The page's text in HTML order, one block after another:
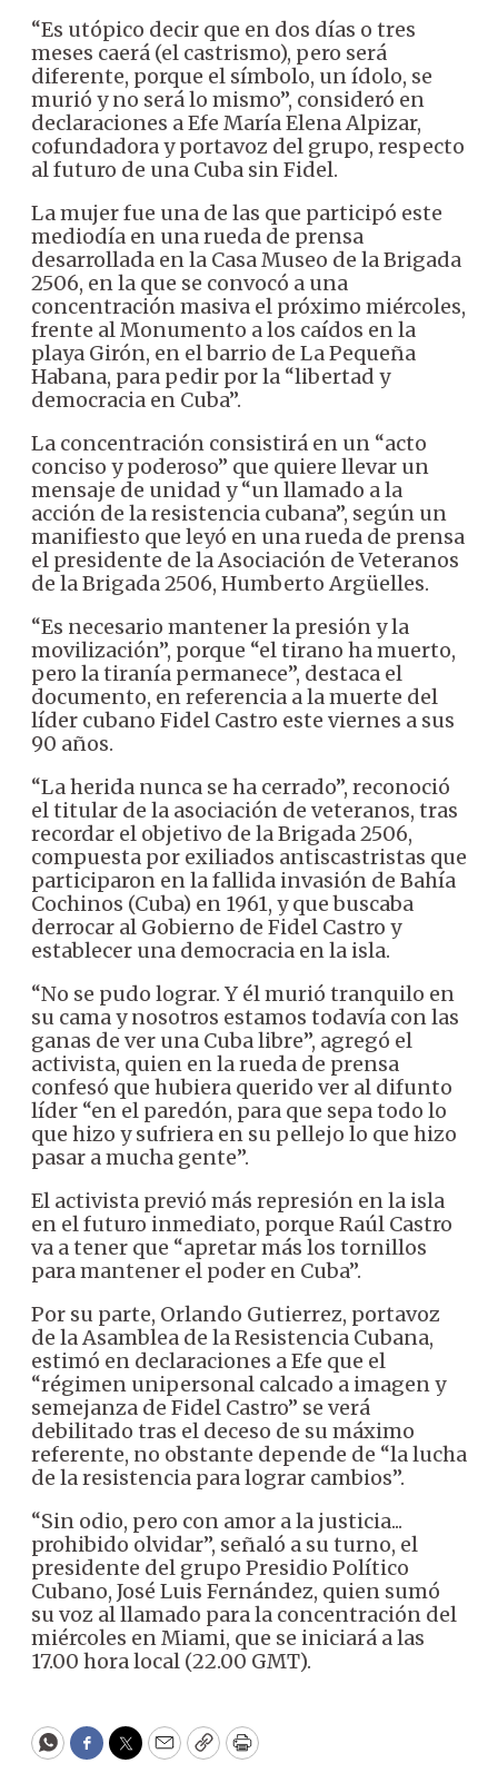
“Es utópico decir que en dos días o tres
meses caerá (el castrismo), pero será
diferente, porque el símbolo, un ídolo, se
murió y no será lo mismo”, consideró en
declaraciones a Efe María Elena Alpizar,
cofundadora y portavoz del grupo, respecto
al futuro de una Cuba sin Fidel.
La mujer fue una de las que participó este
mediodía en una rueda de prensa
desarrollada en la Casa Museo de la Brigada
2506, en la que se convocó a una
concentración masiva el próximo miércoles,
frente al Monumento a los caídos en la
playa Girón, en el barrio de La Pequeña
Habana, para pedir por la “libertad y
democracia en Cuba”.
La concentración consistirá en un “acto
conciso y poderoso” que quiere llevar un
mensaje de unidad y “un llamado a la
acción de la resistencia cubana”, según un
manifiesto que leyó en una rueda de prensa
el presidente de la Asociación de Veteranos
de la Brigada 2506, Humberto Argüelles.
“Es necesario mantener la presión y la
movilización”, porque “el tirano ha muerto,
pero la tiranía permanece”, destaca el
documento, en referencia a la muerte del
líder cubano Fidel Castro este viernes a sus
90 años.
“La herida nunca se ha cerrado”, reconoció
el titular de la asociación de veteranos, tras
recordar el objetivo de la Brigada 2506,
compuesta por exiliados antiscastristas que
participaron en la fallida invasión de Bahía
Cochinos (Cuba) en 1961, y que buscaba
derrocar al Gobierno de Fidel Castro y
establecer una democracia en la isla.
“No se pudo lograr. Y él murió tranquilo en
su cama y nosotros estamos todavía con las
ganas de ver una Cuba libre”, agregó el
activista, quien en la rueda de prensa
confesó que hubiera querido ver al difunto
líder “en el paredón, para que sepa todo lo
que hizo y sufriera en su pellejo lo que hizo
pasar a mucha gente”.
El activista previó más represión en la isla
en el futuro inmediato, porque Raúl Castro
va a tener que “apretar más los tornillos
para mantener el poder en Cuba”.
Por su parte, Orlando Gutierrez, portavoz
de la Asamblea de la Resistencia Cubana,
estimó en declaraciones a Efe que el
“régimen unipersonal calcado a imagen y
semejanza de Fidel Castro” se verá
debilitado tras el deceso de su máximo
referente, no obstante depende de “la lucha
de la resistencia para lograr cambios”.
“Sin odio, pero con amor a la justicia...
prohibido olvidar”, señaló a su turno, el
presidente del grupo Presidio Político
Cubano, José Luis Fernández, quien sumó
su voz al llamado para la concentración del
miércoles en Miami, que se iniciará a las
17.00 hora local (22.00 GMT).
WhatsApp
Facebook
Twitter
EmailCopyPrint